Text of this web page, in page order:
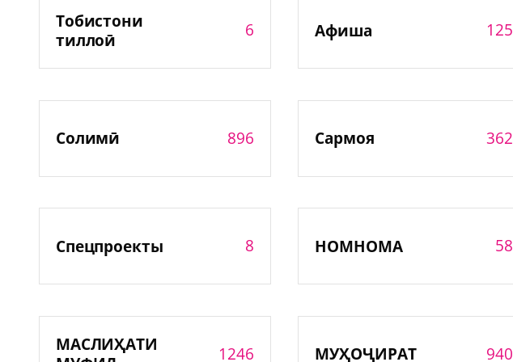
Тобистони
тиллоӣ
6 Афиша 125
Солимӣ 896 Сармоя 362
Спецпроекты 8 НОМНОМА 58
МАСЛИҲАТИ
1246 МУҲОҶИРАТ 940